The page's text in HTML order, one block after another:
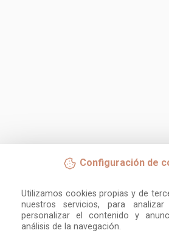
Configuración de
Utilizamos cookies propias y de
nuestros servicios, para
personalizar el contenido y
análisis de la navegación.